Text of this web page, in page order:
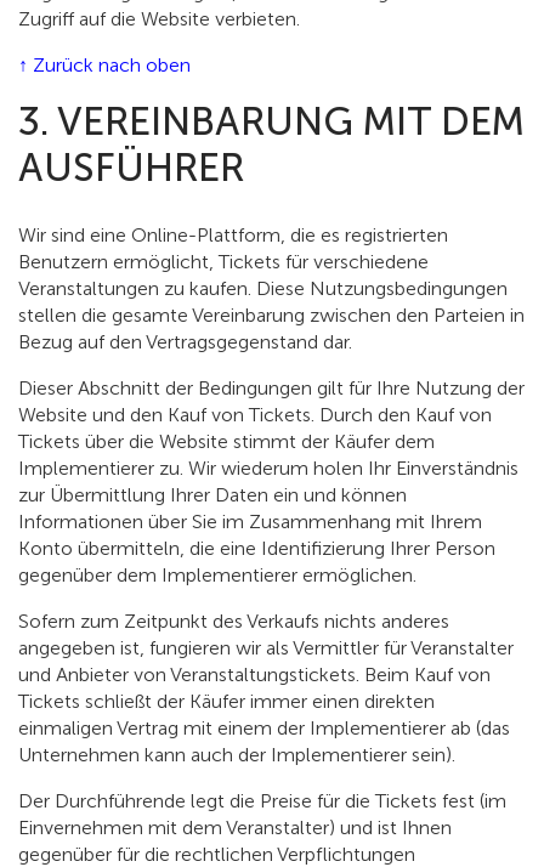
Zugriff auf die Website verbieten.
↑ Zurück nach oben
3. VEREINBARUNG MIT DEM
AUSFÜHRER
Wir sind eine Online-Plattform, die es registrierten
Benutzern ermöglicht, Tickets für verschiedene
Veranstaltungen zu kaufen. Diese Nutzungsbedingungen
stellen die gesamte Vereinbarung zwischen den Parteien in
Bezug auf den Vertragsgegenstand dar.
Dieser Abschnitt der Bedingungen gilt für Ihre Nutzung der
Website und den Kauf von Tickets. Durch den Kauf von
Tickets über die Website stimmt der Käufer dem
Implementierer zu. Wir wiederum holen Ihr Einverständnis
zur Übermittlung Ihrer Daten ein und können
Informationen über Sie im Zusammenhang mit Ihrem
Konto übermitteln, die eine Identifizierung Ihrer Person
gegenüber dem Implementierer ermöglichen.
Sofern zum Zeitpunkt des Verkaufs nichts anderes
angegeben ist, fungieren wir als Vermittler für Veranstalter
und Anbieter von Veranstaltungstickets. Beim Kauf von
Tickets schließt der Käufer immer einen direkten
einmaligen Vertrag mit einem der Implementierer ab (das
Unternehmen kann auch der Implementierer sein).
Der Durchführende legt die Preise für die Tickets fest (im
Einvernehmen mit dem Veranstalter) und ist Ihnen
gegenüber für die rechtlichen Verpflichtungen